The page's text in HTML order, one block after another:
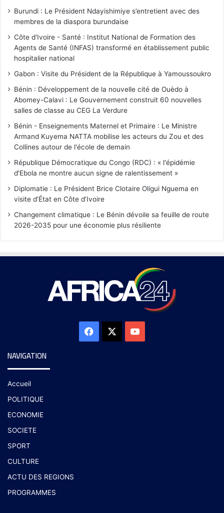
Burundi : Le Président Ndayishimiye s’entretient avec des
membres de la diaspora burundaise
Côte d'Ivoire - Santé : Institut National de Formation des
Agents de Santé (INFAS) transformé en établissement public
hospitalier national
Gabon : Visite du Président de la République à Yamoussoukro
Bénin : Développement de la nouvelle cité de Ouèdo à
Abomey-Calavi : Le Gouvernement construit 60 nouvelles
salles de classe au CEG La Verdure
Bénin - Enseignements Maternel et Primaire : Le Ministre
Armand Kuyema NATTA mobilise les acteurs du Zou et des
Collines autour de l'école de demain
République Démocratique du Congo (RDC) : « l'épidémie
d'Ebola ne montre aucun signe de ralentissement »
Diplomatie : Le Président Brice Clotaire Oligui Nguema en
visite d’État en Côte d’Ivoire
Changement climatique : Le Bénin dévoile sa feuille de route
2026-2035 pour une économie plus résiliente
NAVIGATION
Accueil
POLITIQUE
ECONOMIE
SOCIETE
SPORT
CULTURE
ACTU DES REGIONS
PROGRAMMES